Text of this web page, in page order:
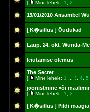
[ Mine lehele: 1 2 ]
15/01/2010 Ansambel
[ K�sitlus ] Õudukad
Laup. 24. okt. Wunda-
leiutamise olemus
The Secret
[ Mine lehele: 1 3 4 5
joonistmine või
[ Mine lehele: 1 2 ]
[ K�sitlus ] Pildi maagia